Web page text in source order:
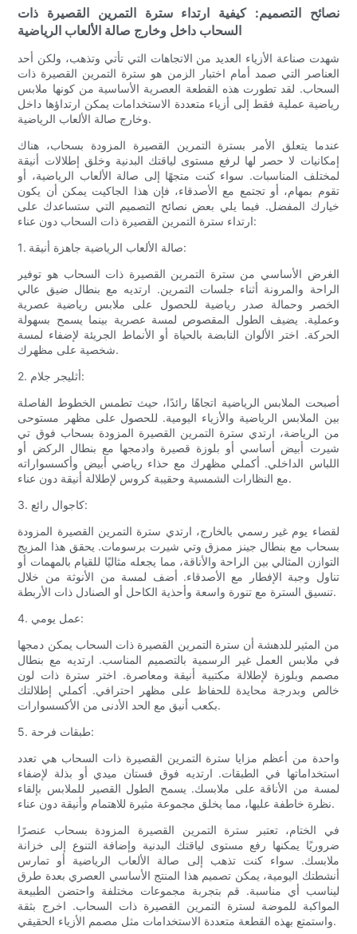
نصائح التصميم: كيفية ارتداء سترة التمرين القصيرة ذات
السحاب داخل وخارج صالة الألعاب الرياضية
شهدت صناعة الأزياء العديد من الاتجاهات التي تأتي وتذهب، ولكن أحد
العناصر التي صمد أمام اختبار الزمن هو سترة التمرين القصيرة ذات
السحاب. لقد تطورت هذه القطعة العصرية الأساسية من كونها ملابس
رياضية عملية فقط إلى أزياء متعددة الاستخدامات يمكن ارتداؤها داخل
وخارج صالة الألعاب الرياضية.
عندما يتعلق الأمر بسترة التمرين القصيرة المزودة بسحاب، هناك
إمكانيات لا حصر لها لرفع مستوى لياقتك البدنية وخلق إطلالات أنيقة
لمختلف المناسبات. سواء كنت متجهًا إلى صالة الألعاب الرياضية، أو
تقوم بمهام، أو تجتمع مع الأصدقاء، فإن هذا الجاكيت يمكن أن يكون
خيارك المفضل. فيما يلي بعض نصائح التصميم التي ستساعدك على
ارتداء سترة التمرين القصيرة ذات السحاب دون عناء:
1. صالة الألعاب الرياضية جاهزة أنيقة:
الغرض الأساسي من سترة التمرين القصيرة ذات السحاب هو توفير
الراحة والمرونة أثناء جلسات التمرين. ارتديه مع بنطال ضيق عالي
الخصر وحمالة صدر رياضية للحصول على ملابس رياضية عصرية
وعملية. يضيف الطول المقصوص لمسة عصرية بينما يسمح بسهولة
الحركة. اختر الألوان النابضة بالحياة أو الأنماط الجريئة لإضفاء لمسة
شخصية على مظهرك.
2. أثليجر جلام:
أصبحت الملابس الرياضية اتجاهًا رائدًا، حيث تطمس الخطوط الفاصلة
بين الملابس الرياضية والأزياء اليومية. للحصول على مظهر مستوحى
من الرياضة، ارتدي سترة التمرين القصيرة المزودة بسحاب فوق تي
شيرت أبيض أساسي أو بلوزة قصيرة وادمجها مع بنطال الركض أو
اللباس الداخلي. أكملي مظهرك مع حذاء رياضي أبيض وأكسسواراته
مع النظارات الشمسية وحقيبة كروس لإطلالة أنيقة دون عناء.
3. كاجوال رائع:
لقضاء يوم غير رسمي بالخارج، ارتدي سترة التمرين القصيرة المزودة
بسحاب مع بنطال جينز ممزق وتي شيرت برسومات. يحقق هذا المزيج
التوازن المثالي بين الراحة والأناقة، مما يجعله مثاليًا للقيام بالمهمات أو
تناول وجبة الإفطار مع الأصدقاء. أضف لمسة من الأنوثة من خلال
تنسيق السترة مع تنورة واسعة وأحذية الكاحل أو الصنادل ذات الأربطة.
4. عمل يومي:
من المثير للدهشة أن سترة التمرين القصيرة ذات السحاب يمكن دمجها
في ملابس العمل غير الرسمية بالتصميم المناسب. ارتديه مع بنطال
مصمم وبلوزة لإطلالة مكتبية أنيقة ومعاصرة. اختر سترة ذات لون
خالص وبدرجة محايدة للحفاظ على مظهر احترافي. أكملي إطلالتك
بكعب أنيق مع الحد الأدنى من الأكسسوارات.
5. طبقات فرحة:
واحدة من أعظم مزايا سترة التمرين القصيرة ذات السحاب هي تعدد
استخداماتها في الطبقات. ارتديه فوق فستان ميدي أو بذلة لإضفاء
لمسة من الأناقة على ملابسك. يسمح الطول القصير للملابس بإلقاء
نظرة خاطفة عليها، مما يخلق مجموعة مثيرة للاهتمام وأنيقة دون عناء.
في الختام، تعتبر سترة التمرين القصيرة المزودة بسحاب عنصرًا
ضروريًا يمكنها رفع مستوى لياقتك البدنية وإضافة التنوع إلى خزانة
ملابسك. سواء كنت تذهب إلى صالة الألعاب الرياضية أو تمارس
أنشطتك اليومية، يمكن تصميم هذا المنتج الأساسي العصري بعدة طرق
ليناسب أي مناسبة. قم بتجربة مجموعات مختلفة واحتضن الطبيعة
المواكبة للموضة لسترة التمرين القصيرة ذات السحاب. اخرج بثقة
واستمتع بهذه القطعة متعددة الاستخدامات مثل مصمم الأزياء الحقيقي.